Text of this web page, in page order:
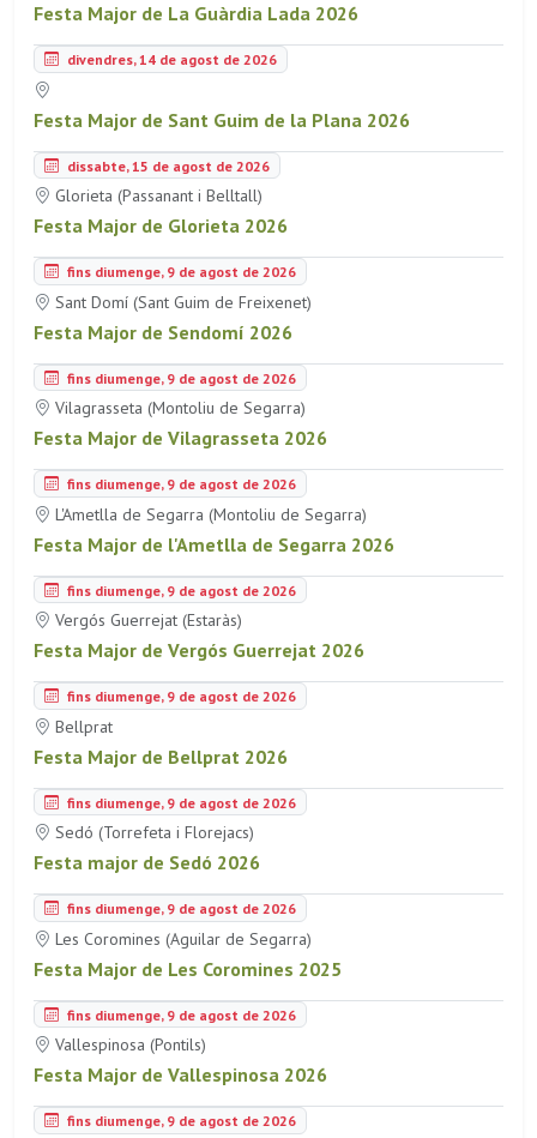
Festa Major de La Guàrdia Lada 2026
divendres, 14 de agost de 2026
Festa Major de Sant Guim de la Plana 2026
dissabte, 15 de agost de 2026
Glorieta (Passanant i Belltall)
Festa Major de Glorieta 2026
fins diumenge, 9 de agost de 2026
Sant Domí (Sant Guim de Freixenet)
Festa Major de Sendomí 2026
fins diumenge, 9 de agost de 2026
Vilagrasseta (Montoliu de Segarra)
Festa Major de Vilagrasseta 2026
fins diumenge, 9 de agost de 2026
L'Ametlla de Segarra (Montoliu de Segarra)
Festa Major de l'Ametlla de Segarra 2026
fins diumenge, 9 de agost de 2026
Vergós Guerrejat (Estaràs)
Festa Major de Vergós Guerrejat 2026
fins diumenge, 9 de agost de 2026
Bellprat
Festa Major de Bellprat 2026
fins diumenge, 9 de agost de 2026
Sedó (Torrefeta i Florejacs)
Festa major de Sedó 2026
fins diumenge, 9 de agost de 2026
Les Coromines (Aguilar de Segarra)
Festa Major de Les Coromines 2025
fins diumenge, 9 de agost de 2026
Vallespinosa (Pontils)
Festa Major de Vallespinosa 2026
fins diumenge, 9 de agost de 2026